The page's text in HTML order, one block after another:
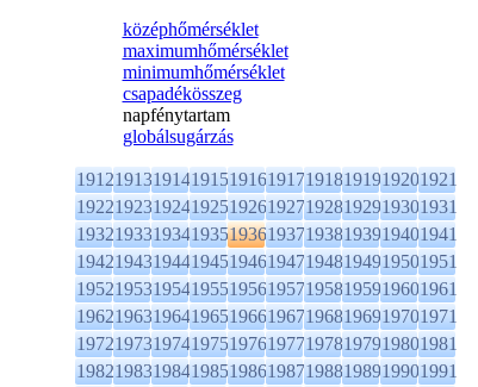
középhőmérséklet
maximumhőmérséklet
minimumhőmérséklet
csapadékösszeg
napfénytartam
globálsugárzás
1912191319141915191619171918191919201921
1922192319241925192619271928192919301931
1932193319341935193619371938193919401941
1942194319441945194619471948194919501951
1952195319541955195619571958195919601961
1962196319641965196619671968196919701971
1972197319741975197619771978197919801981
1982198319841985198619871988198919901991